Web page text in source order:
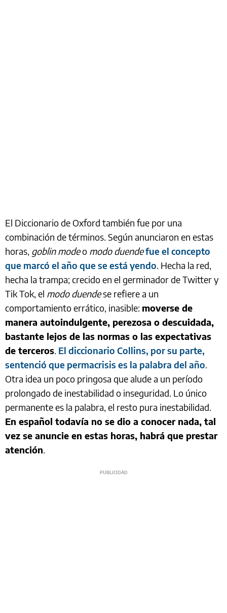
El Diccionario de Oxford también fue por una
combinación de términos. Según anunciaron en estas
horas, goblin modeo modo duendefue el concepto
que marcó el año que se está yendo. Hecha la red,
hecha la trampa; crecido en el germinador de Twitter y
Tik Tok, el modo duendese refiere a un
comportamiento errático, inasible: moverse de
manera autoindulgente, perezosa o descuidada,
bastante lejos de las normas o las expectativas
de terceros. El diccionario Collins, por su parte,
sentenció que permacrisis es la palabra del año.
Otra idea un poco pringosa que alude a un período
prolongado de inestabilidad o inseguridad. Lo único
permanente es la palabra, el resto pura inestabilidad.
En español todavía no se dio a conocer nada, tal
vez se anuncie en estas horas, habrá que prestar
atención.